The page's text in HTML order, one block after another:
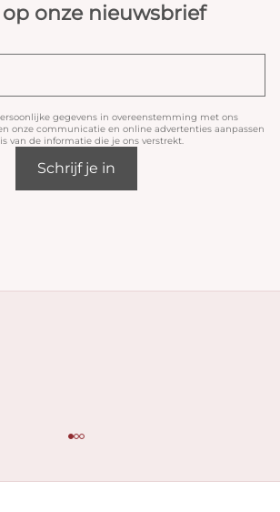
onze nieuwsbrief
gegevens in overeenstemming met ons
onze communicatie en online advertenties aanpassen
van de informatie die je ons verstrekt.
Schrijf je in